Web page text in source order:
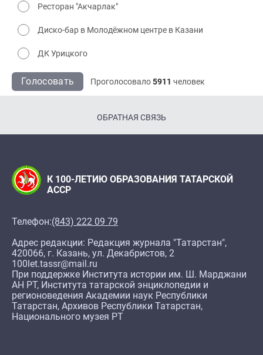
Ресторан "Акчарлак"
Диско-бар в Молодёжном центре в Казани
ДК Урицкого
Голосовать Проголосовало5911 человек
ОБРАТНАЯ СВЯЗЬ
К 100-ЛЕТИЮ ОБРАЗОВАНИЯ ТАТАРСКОЙ
АССР
Телефон:(843) 222 09 79
Адрес редакции: Редакция журнала "Татарстан",
420066, г. Казань, ул. Декабристов, 2
100let.tassr@mail.ru
При поддержке Института истории им. Ш. Марджани
АН РТ, Института татарской энциклопедии и
регионоведения Академии наук Республики
Татарстан, Архивов Республики Татарстан,
Национального музея РТ